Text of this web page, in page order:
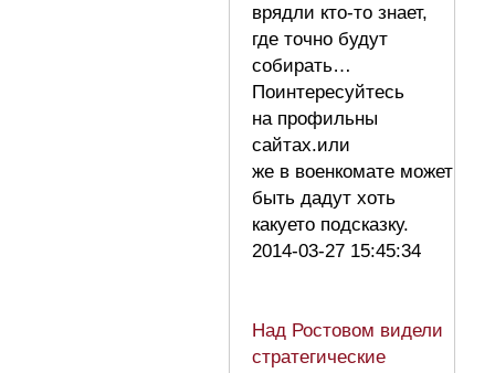
врядли кто-то знает,
где точно будут
собирать…
Поинтересуйтесь
на профильны
сайтах.или
же в военкомате может
быть дадут хоть
какуето подсказку.
2014-03-27 15:45:34
Над Ростовом видели
стратегические